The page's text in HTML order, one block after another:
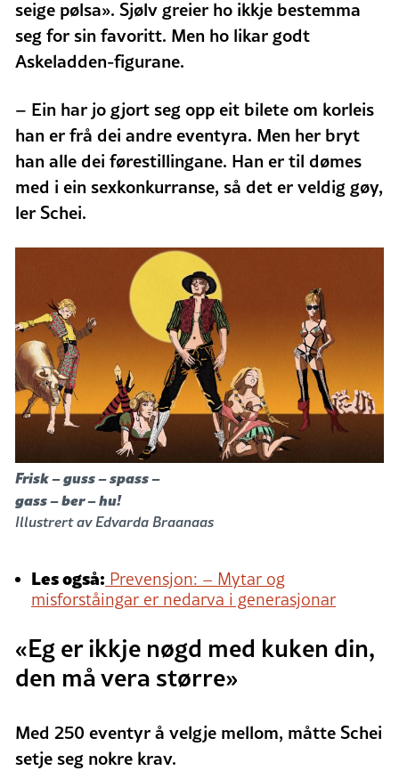
seige pølsa». Sjølv greier ho ikkje bestemma
seg for sin favoritt. Men ho likar godt
Askeladden-figurane.
– Ein har jo gjort seg opp eit bilete om korleis
han er frå dei andre eventyra. Men her bryt
han alle dei førestillingane. Han er til dømes
med i ein sexkonkurranse, så det er veldig gøy,
ler Schei.
Frisk – guss – spass –
gass – ber – hu!
Illustrert av Edvarda Braanaas
Les også: Prevensjon: – Mytar og
misforståingar er nedarva i generasjonar
«Eg er ikkje nøgd med kuken din,
den må vera større»
Med 250 eventyr å velgje mellom, måtte Schei
setje seg nokre krav.